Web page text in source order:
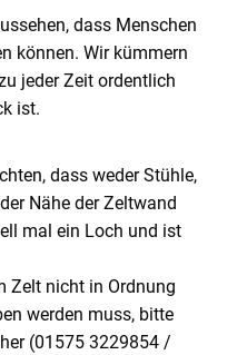
dass Menschen
können. Wir kümmern
jeder Zeit ordentlich
ist.
dass weder Stühle,
Nähe der Zeltwand
mal ein Loch und ist
Zelt nicht in Ordnung
werden muss, bitte
(01575 3229854 /